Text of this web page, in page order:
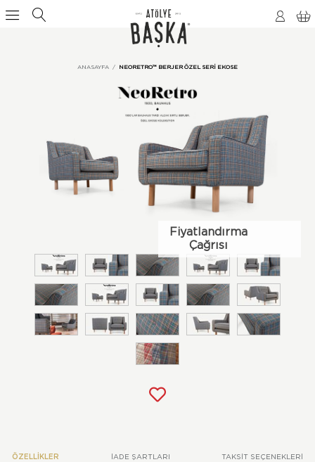
ANASAYFA NEORETRO™ BERJER ÖZEL SERI EKOSE
Fiyatlandırma
Çağrısı
ÖZELLIKLER İADE ŞARTLARI TAKSIT SEÇENEKLERI